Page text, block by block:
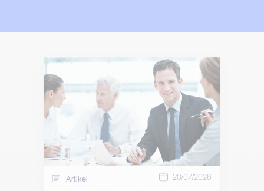
Artikel 20/07/2026